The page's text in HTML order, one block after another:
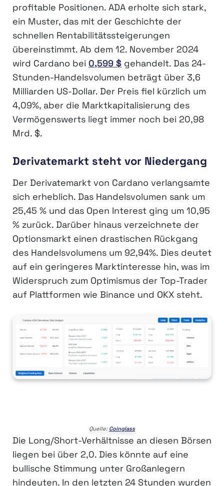
profitable Positionen. ADA erholte sich stark,
ein Muster, das mit der Geschichte der
schnellen Rentabilitätssteigerungen
übereinstimmt. Ab dem 12. November 2024
wird Cardano bei 0,599 $ gehandelt. Das 24-
Stunden-Handelsvolumen beträgt über 3,6
Milliarden US-Dollar. Der Preis fiel kürzlich um
4,09%, aber die Marktkapitalisierung des
Vermögenswerts liegt immer noch bei 20,98
Mrd. $.
Derivatemarkt steht vor Niedergang
Der Derivatemarkt von Cardano verlangsamte
sich erheblich. Das Handelsvolumen sank um
25,45 % und das Open Interest ging um 10,95
% zurück. Darüber hinaus verzeichnete der
Optionsmarkt einen drastischen Rückgang
des Handelsvolumens um 92,94%. Dies deutet
auf ein geringeres Marktinteresse hin, was im
Widerspruch zum Optimismus der Top-Trader
auf Plattformen wie Binance und OKX steht.
Quelle: Coinglass
Die Long/Short-Verhältnisse an diesen Börsen
liegen bei über 2,0. Dies könnte auf eine
bullische Stimmung unter Großanlegern
hindeuten. In den letzten 24 Stunden wurden